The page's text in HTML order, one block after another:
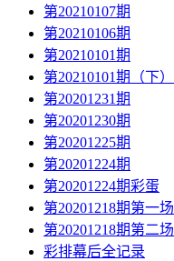
第20210107期
第20210106期
第20210101期
第20210101期（下）
第20201231期
第20201230期
第20201225期
第20201224期
第20201224期彩蛋
第20201218期第一场
第20201218期第二场
彩排幕后全记录